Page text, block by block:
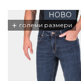
НОВО
+ големи размери